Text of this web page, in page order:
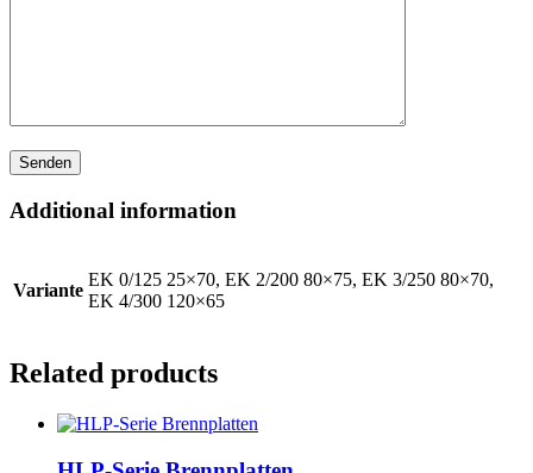
Additional information
Variante
EK 0/125 25×70, EK 2/200 80×75, EK 3/250 80×70,
EK 4/300 120×65
Related products